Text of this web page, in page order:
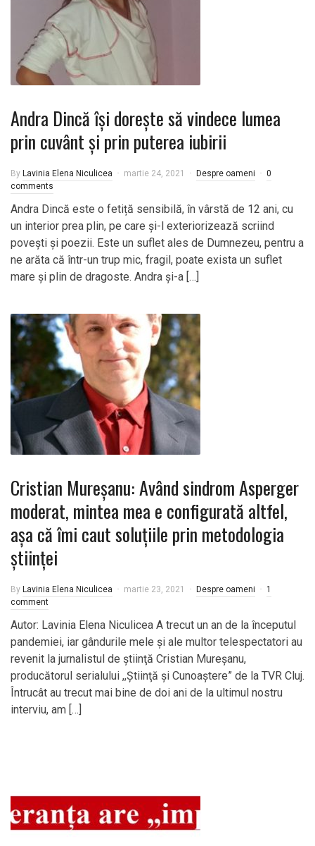
Andra Dincă își dorește să vindece lumea
prin cuvânt și prin puterea iubirii
By Lavinia Elena Niculicea martie 24, 2021 Despre oameni
0
comments
Andra Dincă este o fetiță sensibilă, în vârstă de 12 ani, cu
un interior prea plin, pe care și-l exteriorizează scriind
povești și poezii. Este un suflet ales de Dumnezeu, pentru a
ne arăta că într-un trup mic, fragil, poate exista un suflet
mare și plin de dragoste. Andra și-a […]
Cristian Mureșanu: Având sindrom Asperger
moderat, mintea mea e configurată altfel,
aşa că îmi caut soluţiile prin metodologia
ştiinţei
By Lavinia Elena Niculicea martie 23, 2021 Despre oameni
1
comment
Autor: Lavinia Elena Niculicea A trecut un an de la începutul
pandemiei, iar gândurile mele şi ale multor telespectatori au
revenit la jurnalistul de ştiinţă Cristian Mureşanu,
producătorul serialului ,,Ştiinţă şi Cunoaştere” de la TVR Cluj.
Întrucât au trecut mai bine de doi ani de la ultimul nostru
interviu, am […]